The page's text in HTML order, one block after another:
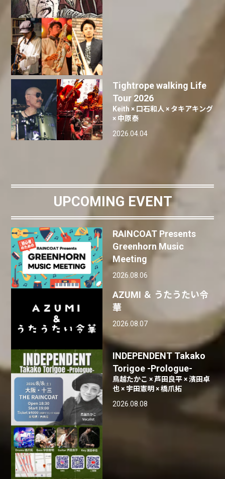
Tightrope walking Life
Tour 2026
Keith × 口石和人 × タキアキング
× 中原泰
2026.04.04
UPCOMING EVENT
RAINCOAT Presents
Greenhorn Music
Meeting
2026.08.06
AZUMI ＆ うたうたい令
華
2026.08.07
INDEPENDENT Takako
Torigoe -Prologue-
鳥越たかこ × 芦田良平 × 濱田卓
也 × 宇田憲明 × 橋爪拓
2026.08.08